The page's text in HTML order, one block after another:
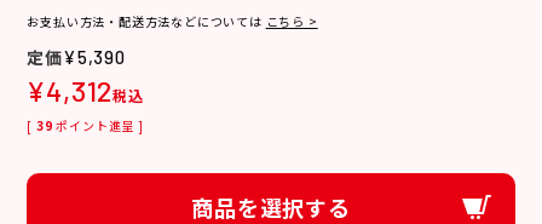
お支払い方法・配送方法などについては こちら >
¥5,390
¥4,312税込
[ 39 ポイント進呈 ]
商品を選択する